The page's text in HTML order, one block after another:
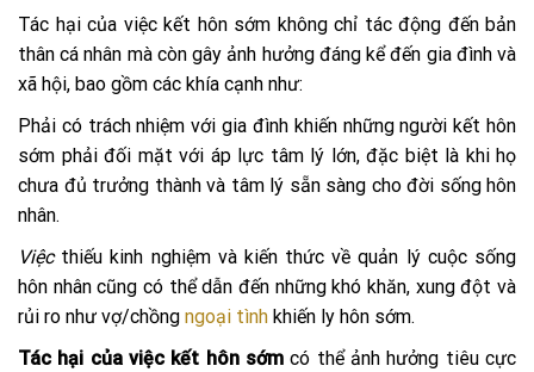
Tác hại của việc kết hôn sớm không chỉ tác động đến bản
thân cá nhân mà còn gây ảnh hưởng đáng kể đến gia đình và
xã hội, bao gồm các khía cạnh như:
Phải có trách nhiệm với gia đình khiến những người kết hôn
sớm phải đối mặt với áp lực tâm lý lớn, đặc biệt là khi họ
chưa đủ trưởng thành và tâm lý sẵn sàng cho đời sống hôn
nhân.
Việc thiếu kinh nghiệm và kiến thức về quản lý cuộc sống
hôn nhân cũng có thể dẫn đến những khó khăn, xung đột và
rủi ro như vợ/chồng ngoại tình khiến ly hôn sớm.
Tác hại của việc kết hôn sớm có thể ảnh hưởng tiêu cực